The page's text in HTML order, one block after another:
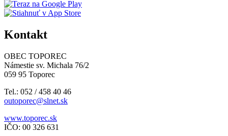
Kontakt
OBEC TOPOREC
Námestie sv. Michala 76/2
059 95 Toporec
Tel.: 052 / 458 40 46
outoporec@slnet.sk
www.toporec.sk
IČO: 00 326 631